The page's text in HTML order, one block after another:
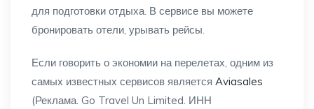
для подготовки отдыха. В сервисе вы можете
бронировать отели, урывать рейсы.
Если говорить о экономии на перелетах, одним из
самых известных сервисов является Aviasales
(Реклама. Go Travel Un Limited. ИНН